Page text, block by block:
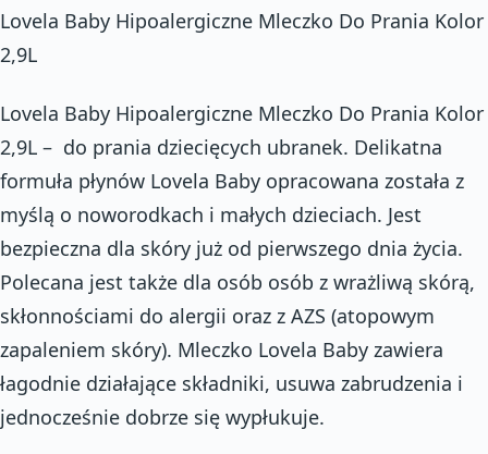
Lovela Baby Hipoalergiczne Mleczko Do Prania Kolor
2,9L
Lovela Baby Hipoalergiczne Mleczko Do Prania Kolor
2,9L – do prania dziecięcych ubranek. Delikatna
formuła płynów Lovela Baby opracowana została z
myślą o noworodkach i małych dzieciach. Jest
bezpieczna dla skóry już od pierwszego dnia życia.
Polecana jest także dla osób osób z wrażliwą skórą,
skłonnościami do alergii oraz z AZS (atopowym
zapaleniem skóry). Mleczko Lovela Baby zawiera
łagodnie działające składniki, usuwa zabrudzenia i
jednocześnie dobrze się wypłukuje.